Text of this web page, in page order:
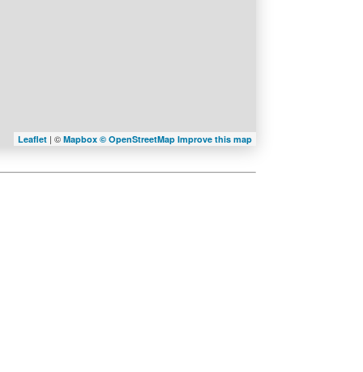
Leaflet | © Mapbox © OpenStreetMap Improve this map